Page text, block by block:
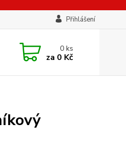
Přihlášení
0ks
za 0 Kč